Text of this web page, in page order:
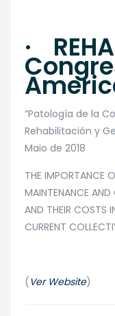
·
“Patología de la
Rehabilitación y
Maio de 2018
​THE IMPORTANCE
MAINTENANCE AND
AND THEIR COSTS
CURRENT
( Ver Website)